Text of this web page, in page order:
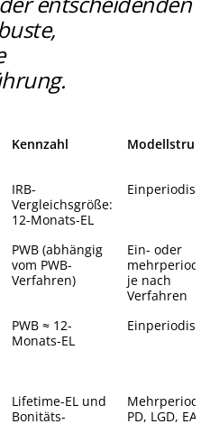
Kennzahl
IRB-
Vergleichsgröße:
12-Monats-EL
Einperiodisch
PWB (abhängig
vom PWB-
Verfahren)
Ein- oder
je nach
Verfahren
PWB ≈ 12-
Monats-EL
Einperiodisch
Lifetime-EL und
Bonitäts-
PD, LGD, EAD,